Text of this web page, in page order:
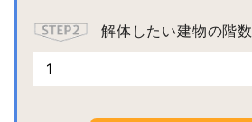
解体したい建物の階数